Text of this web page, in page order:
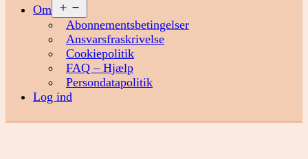
Om
menu
Abonnementsbetingelser
Ansvarsfraskrivelse
Cookiepolitik
FAQ – Hjælp
Persondatapolitik
Log ind